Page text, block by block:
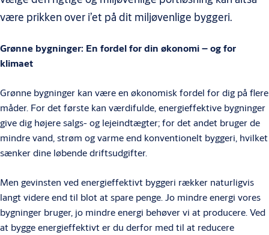
være prikken over i’et på dit miljøvenlige byggeri.
Grønne bygninger: En fordel for din økonomi – og for
klimaet
Grønne bygninger kan være en økonomisk fordel for dig på flere
måder. For det første kan værdifulde, energieffektive bygninger
give dig højere salgs- og lejeindtægter; for det andet bruger de
mindre vand, strøm og varme end konventionelt byggeri, hvilket
sænker dine løbende driftsudgifter.
Men gevinsten ved energieffektivt byggeri rækker naturligvis
langt videre end til blot at spare penge. Jo mindre energi vores
bygninger bruger, jo mindre energi behøver vi at producere. Ved
at bygge energieffektivt er du derfor med til at reducere